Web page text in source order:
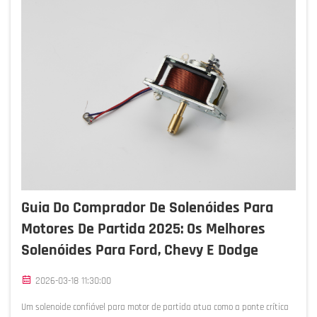
Guia Do Comprador De Solenóides Para
Motores De Partida 2025: Os Melhores
Solenóides Para Ford, Chevy E Dodge
2026-03-18 11:30:00
Um solenoide confiável para motor de partida atua como a ponte crítica